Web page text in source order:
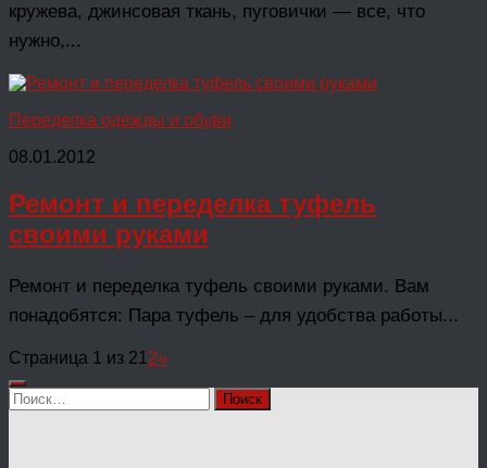
кружева, джинсовая ткань, пуговички — все, что
нужно,...
Переделка одежды и обуви
08.01.2012
Ремонт и переделка туфель
своими руками
Ремонт и переделка туфель своими руками. Вам
понадобятся: Пара туфель – для удобства работы...
Страница 1 из 21 2»
Найти: